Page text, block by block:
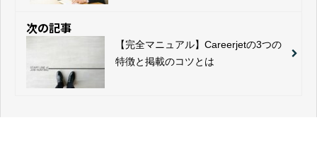
次の記事
【完全マニュアル】Careerjetの3つの
特徴と掲載のコツとは